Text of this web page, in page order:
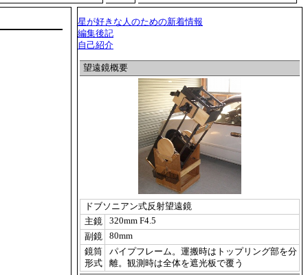
星が好きな人のための新着情報
編集後記
自己紹介
望遠鏡概要
ドブソニアン式反射望遠鏡
主鏡
320mm F4.5
副鏡
80mm
鏡筒
形式
パイプフレーム。運搬時はトップリング部を分
離。観測時は全体を遮光板で覆う